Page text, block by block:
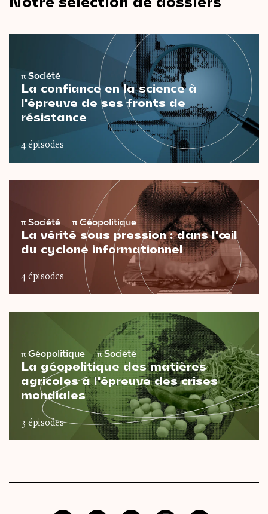
π Société
La confiance en la science à
l'épreuve de ses fronts de
résistance
4 épisodes
π Société π Géopolitique
La vérité sous pression : dans l'œil
du cyclone informationnel
4 épisodes
π Géopolitique πSociété
La géopolitique des matières
agricoles à l'épreuve des crises
mondiales
3 épisodes